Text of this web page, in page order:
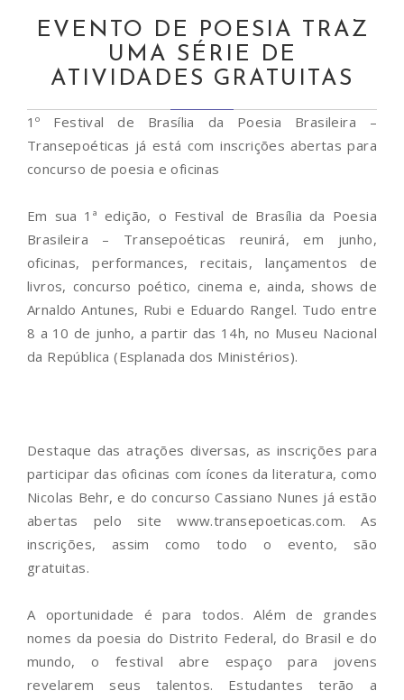
EVENTO DE POESIA TRAZ
UMA SÉRIE DE
ATIVIDADES GRATUITAS
1º Festival de Brasília da Poesia Brasileira –
Transepoéticas já está com inscrições abertas para
concurso de poesia e oficinas
Em sua 1ª edição, o Festival de Brasília da Poesia
Brasileira – Transepoéticas reunirá, em junho,
oficinas, performances, recitais, lançamentos de
livros, concurso poético, cinema e, ainda, shows de
Arnaldo Antunes, Rubi e Eduardo Rangel. Tudo entre
8 a 10 de junho, a partir das 14h, no Museu Nacional
da República (Esplanada dos Ministérios).
Destaque das atrações diversas, as inscrições para
participar das oficinas com ícones da literatura, como
Nicolas Behr, e do concurso Cassiano Nunes já estão
abertas pelo sitewww.transepoeticas.com. As
inscrições, assim como todo o evento, são
gratuitas.
A oportunidade é para todos. Além de grandes
nomes da poesia do Distrito Federal, do Brasil e do
mundo, o festival abre espaço para jovens
revelarem seus talentos. Estudantes terão a